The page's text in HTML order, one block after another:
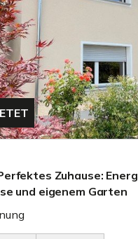
Zuhause:
und eigenem Garten